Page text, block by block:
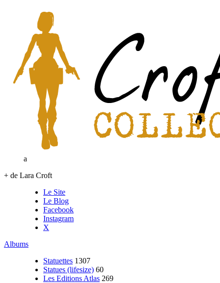
a
+ de Lara Croft
Le Site
Le Blog
Facebook
Instagram
X
Albums
Statuettes 1307
Statues (lifesize) 60
Les Editions Atlas 269